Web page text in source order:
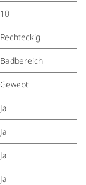
10
Rechteckig
Badbereich
Gewebt
Ja
Ja
Ja
Ja